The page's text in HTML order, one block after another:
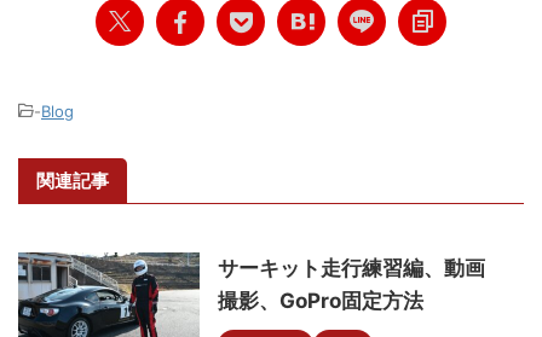
-Blog
関連記事
サーキット走行練習編、動画
撮影、GoPro固定方法